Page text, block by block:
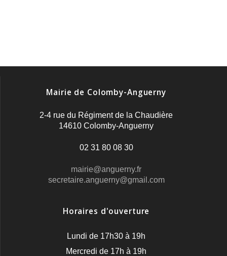
Mairie de Colomby-Anguerny
2-4 rue du Régiment de la Chaudière
14610 Colomby-Anguerny
02 31 80 08 30
mairie@anguerny.fr
secretaire.anguerny@gmail.com
Horaires d'ouverture
Lundi de 17h30 à 19h
Mercredi de 17h à 19h